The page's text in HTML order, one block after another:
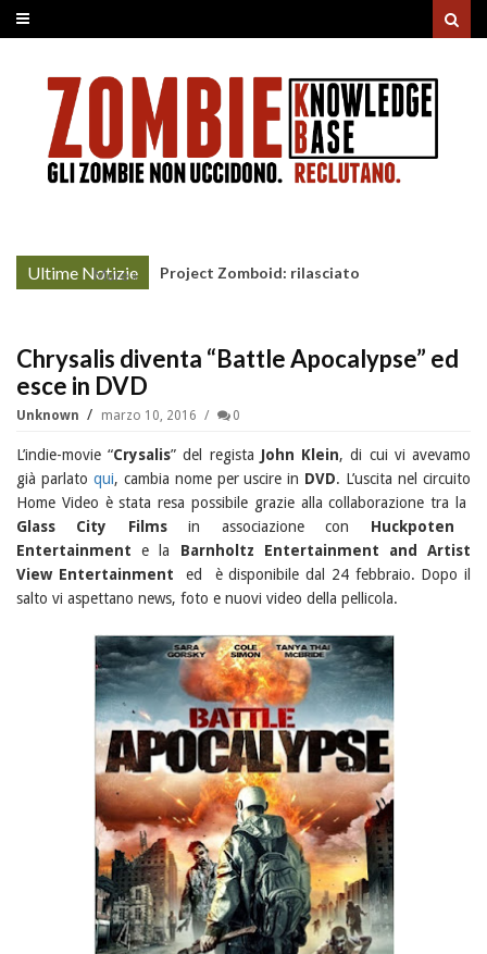
Ultime Notizie
More »
Project Zomboid: rilasciato
Chrysalis diventa “Battle Apocalypse” ed
esce in DVD
Unknown marzo 10, 2016 0
L’indie-movie “Crysalis” del regista John Klein, di cui vi avevamo
già parlato qui, cambia nome per uscire in DVD. L’uscita nel circuito
Home Video è stata resa possibile grazie alla collaborazione tra la
Glass City Filmsin associazione con Huckpoten
Entertainment e la Barnholtz Entertainment and Artist
View Entertainment ed è disponibile dal 24 febbraio. Dopo il
salto vi aspettano news, foto e nuovi video della pellicola.